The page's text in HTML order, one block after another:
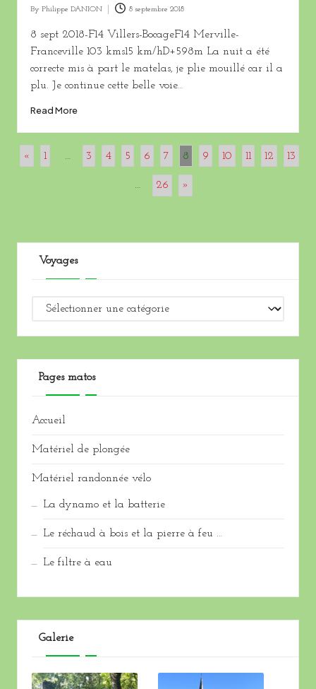
Posted
by
By Philippe DANION 8 septembre 2018
8 sept 2018-F14 Villers-BocageF14 Merville-
Franceville 103 kms15 km/hD+598m La nuit a été
correcte mis à part le matelas, je plie mouillé car il a
plu. Je continue cette belle voie…
Read More
« 1 … 3 4 5 6 7 8 9 10 11 12 13
… 26 »
Voyages
Voyages
Pages matos
Accueil
Matériel de plongée
Matériel randonnée vélo
La dynamo et la batterie
Le réchaud à bois et la pierre à feu …
Le filtre à eau
Galerie